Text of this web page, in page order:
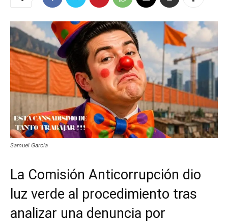
Samuel Garcia
La Comisión Anticorrupción dio
luz verde al procedimiento tras
analizar una denuncia por